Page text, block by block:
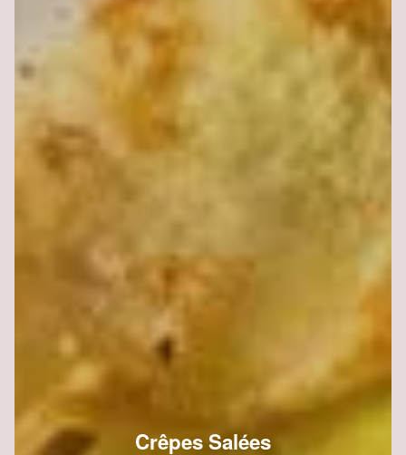
Crêpes Salées